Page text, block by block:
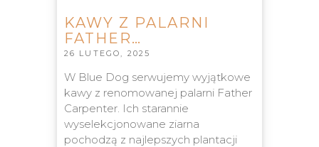
KAWY Z PALARNI
FATHER…
26 LUTEGO, 2025
W Blue Dog serwujemy wyjątkowe
kawy z renomowanej palarni Father
Carpenter. Ich starannie
wyselekcjonowane ziarna
pochodzą z najlepszych plantacji